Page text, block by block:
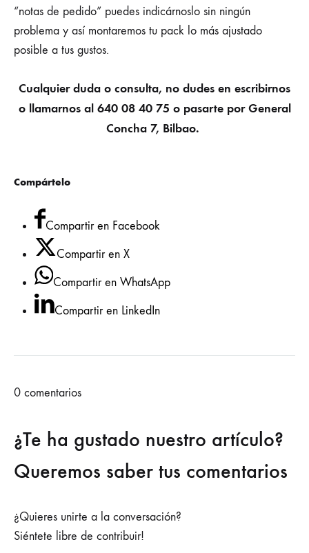
“notas de pedido” puedes indicárnoslo sin ningún
problema y así montaremos tu pack lo más ajustado
posible a tus gustos.
Cualquier duda o consulta, no dudes en escribirnos
o llamarnos al640 08 40 75 o pasarte por General
Concha 7, Bilbao.
Compártelo
Compartir en Facebook
Compartir en X
Compartir en WhatsApp
Compartir en LinkedIn
0 comentarios
¿Te ha gustado nuestro artículo?
Queremos saber tus comentarios
¿Quieres unirte a la conversación?
Siéntete libre de contribuir!